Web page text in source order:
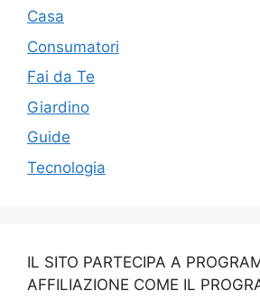
Casa
Consumatori
Fai da Te
Giardino
Guide
Tecnologia
IL SITO PARTECIPA A
AFFILIAZIONE COME IL